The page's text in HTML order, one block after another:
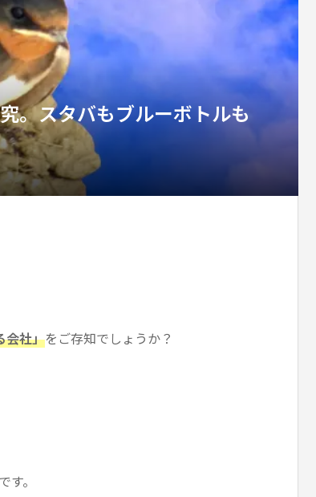
。スタバもブルーボトルも
会社」をご存知でしょうか？
す。